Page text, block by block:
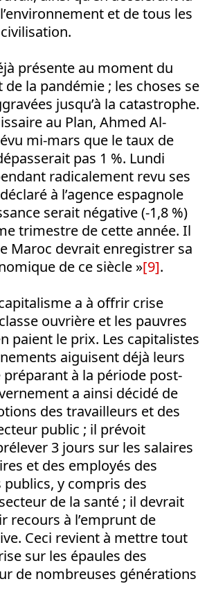
et de tous les
présente au moment du
la pandémie ; les choses se
jusqu’à la catastrophe.
au Plan, Ahmed Al-
mi-mars que le taux de
pas 1 %. Lundi
radicalement revu ses
à l’agence espagnole
serait négative (-1,8 %)
trimestre de cette année. Il
Maroc devrait enregistrer sa
de ce siècle »[9].
a à offrir crise
ouvrière et les pauvres
paient le prix. Les capitalistes
aiguisent déjà leurs
préparant à la période post-
a ainsi décidé de
des travailleurs et des
public ; il prévoit
3 jours sur les salaires
et des employés des
y compris des
de la santé ; il devrait
recours à l’emprunt de
Ceci revient à mettre tout
sur les épaules des
de nombreuses générations